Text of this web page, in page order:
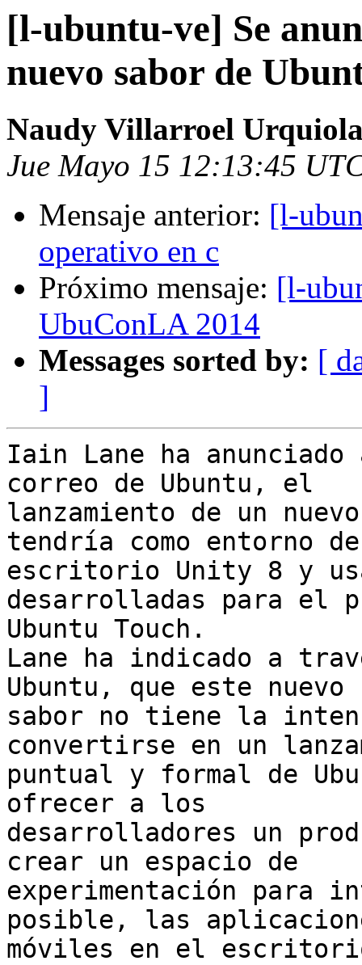
[l-ubuntu-ve] Se
nuevo sabor de
Naudy Villarroel
Jue Mayo 15 12:13:45
Mensaje anterior: [l-
operativo en c
Próximo mensaje: [l-
UbuConLA 2014
Messages sorted by: [
]
Iain Lane ha
correo de Ubuntu, el
lanzamiento de un
tendría como entorno de
escritorio Unity 8 y
desarrolladas para el
Ubuntu Touch.
Lane ha indicado a
Ubuntu, que este nuevo
sabor no tiene la
convertirse en un
puntual y formal de
ofrecer a los
desarrolladores un
crear un espacio de
experimentación para
posible, las
móviles en el